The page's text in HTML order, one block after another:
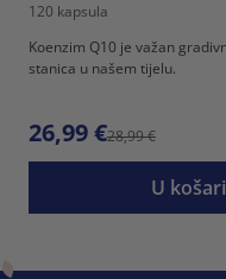
120 kapsula
Koenzim Q10 je važan
stanica u našem tijelu.
26,99 €28,99 €
U